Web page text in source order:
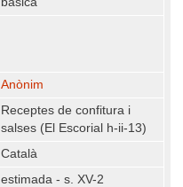
Anònim
Receptes de confitura i
salses (El Escorial h-ii-13)
Català
estimada - s. XV-2